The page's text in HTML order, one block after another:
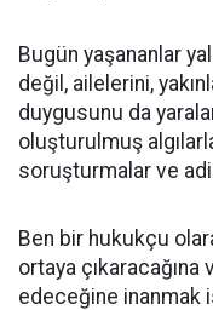
Bugün yaşananlar
değil, ailelerini,
duygusunu da
oluşturulmuş
soruşturmalar ve
Ben bir hukukçu
ortaya
edeceğine inanmak